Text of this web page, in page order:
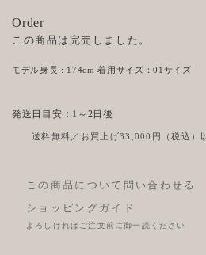
Order
この商品は完売しました。
モデル身長 : 174cm 着用サイズ：01サイズ
発送日目安：1～2日後
送料無料／お買上げ33,000円（税込）
この商品について問い合わせる
ショッピングガイド
よろしければご注文前に御一読ください